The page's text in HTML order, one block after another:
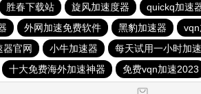
胜春下载站 旋风加速度器 quickq加速
外网加速免费软件 黑豹加速器
器官网 小牛加速器 每天试用一小时加
十大免费海外加速神器 免费vqn加速2023